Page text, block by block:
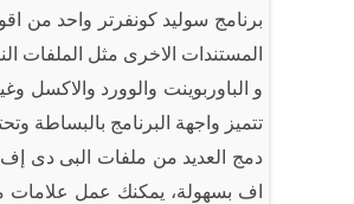
المستندات الاخرى مثل الملفات
و الباوربوينت والوورد والاكسل
تتميز واجهة البرنامج بالبساطة
دمج العديد من ملفات البى دى
اف بسهولة، يمكنك عمل علامات